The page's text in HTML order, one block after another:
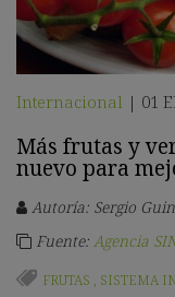
Internacional | 01
Más frutas y
nuevo para
Autoría: Sergio
Fuente: Agencia
FRUTAS , SISTEMA